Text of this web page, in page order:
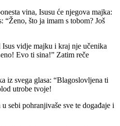
vina, Isusu će njegova majka:
“Ženo, što ja imam s tobom? Još
vidje majku i kraj nje učenika
Evo ti sina!” Zatim reče
iz svega glasa: “Blagoslovljena ti
utrobe tvoje!
sebi pohranjivaše sve te događaje i